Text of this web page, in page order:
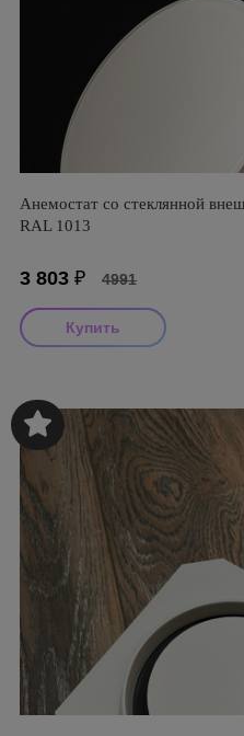
Анемостат со стеклянной
RAL 1013
3 803 ₽ 4991